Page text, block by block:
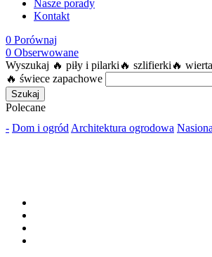
Nasze porady
Kontakt
0 Porównaj
0 Obserwowane
Wyszukaj 🔥 piły i pilarki 🔥 szlifierki 🔥
🔥 świece zapachowe
Szukaj
Polecane
- Dom i ogród Architektura ogrodowa